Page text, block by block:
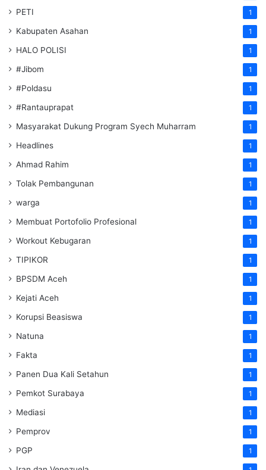
PETI 1
Kabupaten Asahan 1
HALO POLISI 1
#Jibom 1
#Poldasu 1
#Rantauprapat 1
Masyarakat Dukung Program Syech Muharram 1
Headlines 1
Ahmad Rahim 1
Tolak Pembangunan 1
warga 1
Membuat Portofolio Profesional 1
Workout Kebugaran 1
TIPIKOR 1
BPSDM Aceh 1
Kejati Aceh 1
Korupsi Beasiswa 1
Natuna 1
Fakta 1
Panen Dua Kali Setahun 1
Pemkot Surabaya 1
Mediasi 1
Pemprov 1
PGP 1